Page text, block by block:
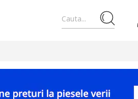
Cauta...